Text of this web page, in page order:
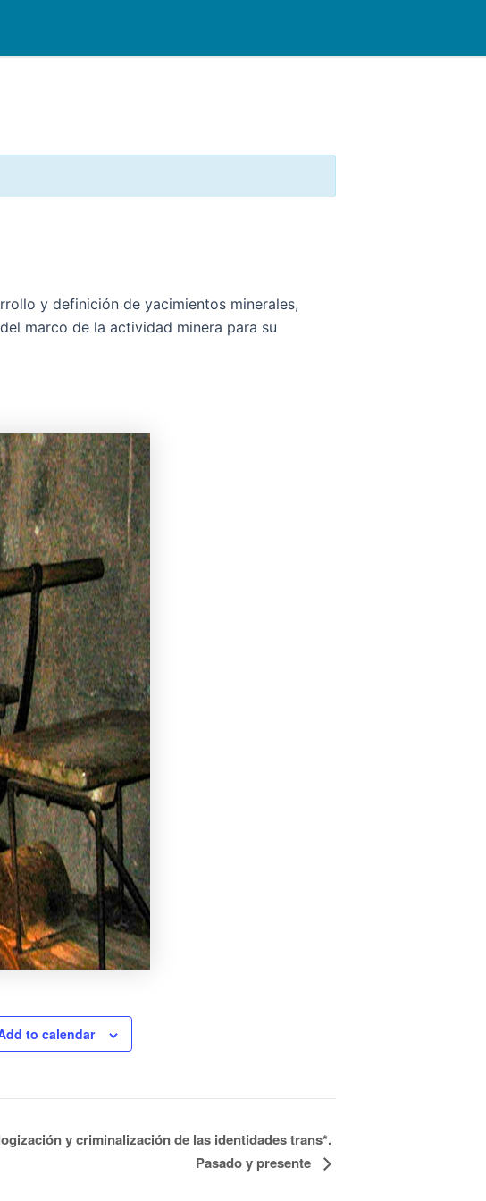
y definición de yacimientos minerales,
marco de la actividad minera para su
to calendar
y criminalización de las identidades trans*.
Pasado y presente